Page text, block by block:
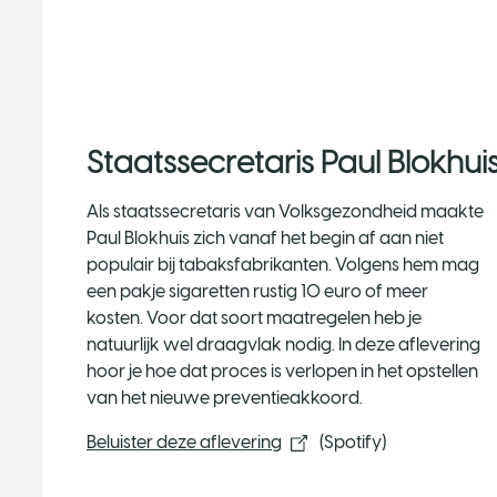
Staatssecretaris Paul
Als staatssecretaris van Volksgezondheid maakte
Paul Blokhuis zich vanaf het begin af aan niet
populair bij tabaksfabrikanten. Volgens hem mag
een pakje sigaretten rustig 10 euro of meer
kosten. Voor dat soort maatregelen heb je
natuurlijk wel draagvlak nodig. In deze aflevering
hoor je hoe dat proces is verlopen in het opstellen
van het nieuwe preventieakkoord.
Beluister deze aflevering​ (Spotify)